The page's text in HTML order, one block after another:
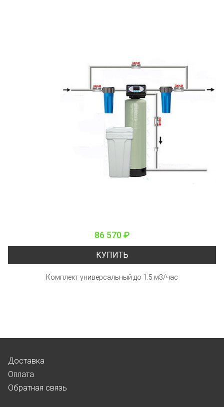
86 570 ₽
КУПИТЬ
Комплект универсальный до 1.5 м3/час
Доставка
Оплата
Обратная связь